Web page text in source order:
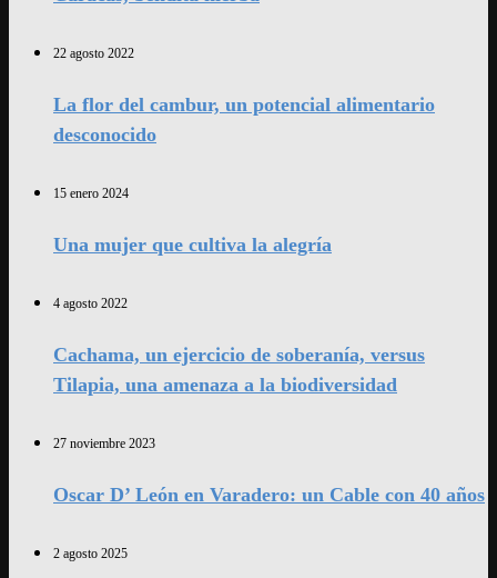
22 agosto 2022
La flor del cambur, un potencial alimentario
desconocido
15 enero 2024
Una mujer que cultiva la alegría
4 agosto 2022
Cachama, un ejercicio de soberanía, versus
Tilapia, una amenaza a la biodiversidad
27 noviembre 2023
Oscar D’ León en Varadero: un Cable con 40 años
2 agosto 2025